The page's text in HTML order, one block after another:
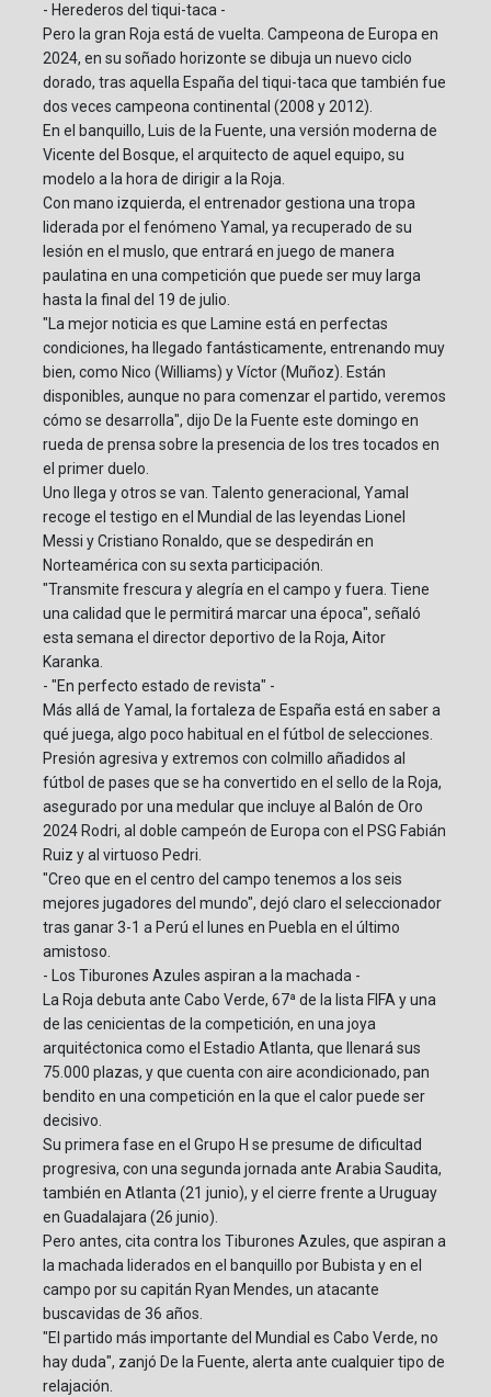
- Herederos del tiqui-taca -
Pero la gran Roja está de vuelta. Campeona de Europa en
2024, en su soñado horizonte se dibuja un nuevo ciclo
dorado, tras aquella España del tiqui-taca que también fue
dos veces campeona continental (2008 y 2012).
En el banquillo, Luis de la Fuente, una versión moderna de
Vicente del Bosque, el arquitecto de aquel equipo, su
modelo a la hora de dirigir a la Roja.
Con mano izquierda, el entrenador gestiona una tropa
liderada por el fenómeno Yamal, ya recuperado de su
lesión en el muslo, que entrará en juego de manera
paulatina en una competición que puede ser muy larga
hasta la final del 19 de julio.
"La mejor noticia es que Lamine está en perfectas
condiciones, ha llegado fantásticamente, entrenando muy
bien, como Nico (Williams) y Víctor (Muñoz). Están
disponibles, aunque no para comenzar el partido, veremos
cómo se desarrolla", dijo De la Fuente este domingo en
rueda de prensa sobre la presencia de los tres tocados en
el primer duelo.
Uno llega y otros se van. Talento generacional, Yamal
recoge el testigo en el Mundial de las leyendas Lionel
Messi y Cristiano Ronaldo, que se despedirán en
Norteamérica con su sexta participación.
"Transmite frescura y alegría en el campo y fuera. Tiene
una calidad que le permitirá marcar una época", señaló
esta semana el director deportivo de la Roja, Aitor
Karanka.
- "En perfecto estado de revista" -
Más allá de Yamal, la fortaleza de España está en saber a
qué juega, algo poco habitual en el fútbol de selecciones.
Presión agresiva y extremos con colmillo añadidos al
fútbol de pases que se ha convertido en el sello de la Roja,
asegurado por una medular que incluye al Balón de Oro
2024 Rodri, al doble campeón de Europa con el PSG Fabián
Ruiz y al virtuoso Pedri.
"Creo que en el centro del campo tenemos a los seis
mejores jugadores del mundo", dejó claro el seleccionador
tras ganar 3-1 a Perú el lunes en Puebla en el último
amistoso.
- Los Tiburones Azules aspiran a la machada -
La Roja debuta ante Cabo Verde, 67ª de la lista FIFA y una
de las cenicientas de la competición, en una joya
arquitéctonica como el Estadio Atlanta, que llenará sus
75.000 plazas, y que cuenta con aire acondicionado, pan
bendito en una competición en la que el calor puede ser
decisivo.
Su primera fase en el Grupo H se presume de dificultad
progresiva, con una segunda jornada ante Arabia Saudita,
también en Atlanta (21 junio), y el cierre frente a Uruguay
en Guadalajara (26 junio).
Pero antes, cita contra los Tiburones Azules, que aspiran a
la machada liderados en el banquillo por Bubista y en el
campo por su capitán Ryan Mendes, un atacante
buscavidas de 36 años.
"El partido más importante del Mundial es Cabo Verde, no
hay duda", zanjó De la Fuente, alerta ante cualquier tipo de
relajación.